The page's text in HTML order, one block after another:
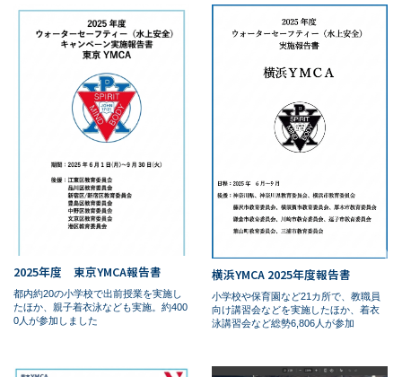
2025年度 東京YMCA報告書
都内約20の小学校で出前授業を実施し
たほか、親子着衣泳なども実施。約400
0人が参加しました
横浜YMCA 2025年度報告書
小学校や保育園など21カ所で、教職員
向け講習会などを実施したほか、着衣
泳講習会など総勢6,806人が参加